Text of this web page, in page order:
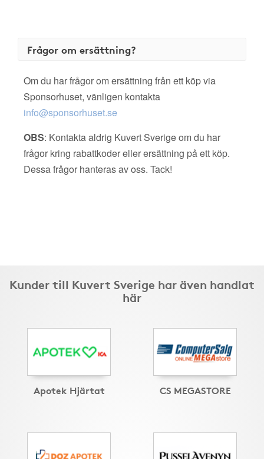
Frågor om ersättning?
Om du har frågor om ersättning från ett köp via
Sponsorhuset, vänligen kontakta
info@sponsorhuset.se
OBS: Kontakta aldrig Kuvert Sverige om du har
frågor kring rabattkoder eller ersättning på ett köp.
Dessa frågor hanteras av oss. Tack!
Kunder till Kuvert Sverige har även handlat
här
Apotek Hjärtat CS MEGASTORE